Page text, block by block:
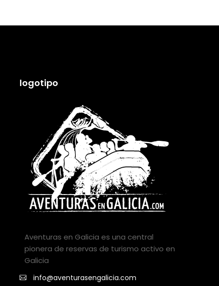
logotipo
Aventuras en Galicia es una central
pionera de reservas de turismo activo en
Galicia
info@aventurasengalicia.com